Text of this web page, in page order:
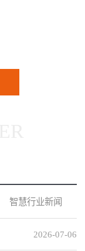
智慧行业新闻
2026-07-06